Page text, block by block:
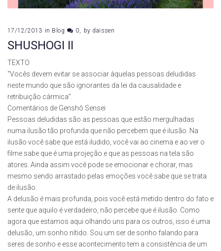
17/12/2013 in Blog 0 by daissen
SHUSHOGI II
TEXTO
“Vocês devem evitar se associar àquelas pessoas deludidas
neste mundo que são ignorantes da lei da causalidade e
retribuição cármica”.
Comentários de Genshô Sensei
Pessoas deludidas são as pessoas que estão mergulhadas
numa ilusão tão profunda que não percebem que é ilusão. Na
ilusão você sabe que está iludido, você vai ao cinema e ao ver o
filme sabe que é uma projeção e que as pessoas na tela são
atores. Ainda assim você pode se emocionar e chorar, mas
mesmo sendo arrastado pelas emoções você sabe que se trata
de ilusão.
A delusão é mais profunda, pois você está metido dentro do fato e
sente que aquilo é verdadeiro, não percebe que é ilusão. Como
agora que estamos aqui olhando uns para os outros, isso é uma
delusão, um sonho nítido. Sou um ser de sonho falando para
seres de sonho e esse acontecimento tem a consistência de um